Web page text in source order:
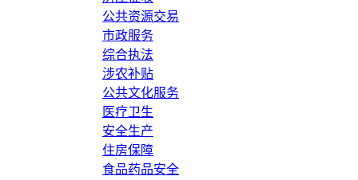
公共资源交易
市政服务
综合执法
涉农补贴
公共文化服务
医疗卫生
安全生产
住房保障
食品药品安全